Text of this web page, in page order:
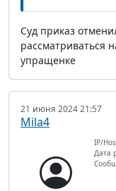
Суд приказ
рассматриваться
упращенке
21 июня 2024 21:57
Mila4
IP/
Дата